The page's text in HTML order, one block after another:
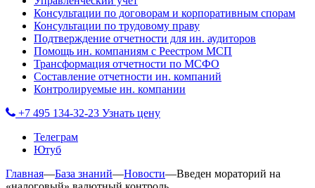
Консультации по договорам и корпоративным спорам
Консультации по трудовому праву
Подтверждение отчетности для ин. аудиторов
Помощь ин. компаниям с Реестром МСП
Трансформация отчетности по МСФО
Составление отчетности ин. компаний
Контролируемые ин. компании
+7 495 134-32-23 Узнать цену
Телеграм
Ютуб
Главная—База знаний—Новости—Введен мораторий на